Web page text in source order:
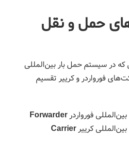
حمل‌ و نقل
در سیستم حمل بار بین‌المللی
فورواردر و کرییر تقسیم
فورواردرForwarder
کرییرCarrier